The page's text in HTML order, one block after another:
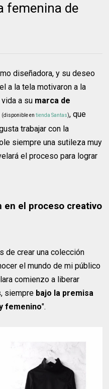
femenina de
diseñadora, y su deseo
a la tela motivaron a la
a su marca de
(disponible entienda Santas), que
trabajar con la
siempre una sutileza muy
el proceso para lograr
en el proceso creativo
de crear una colección
el mundo de mi público
comienzo a liberar
siempre bajo la premisa
femenino".